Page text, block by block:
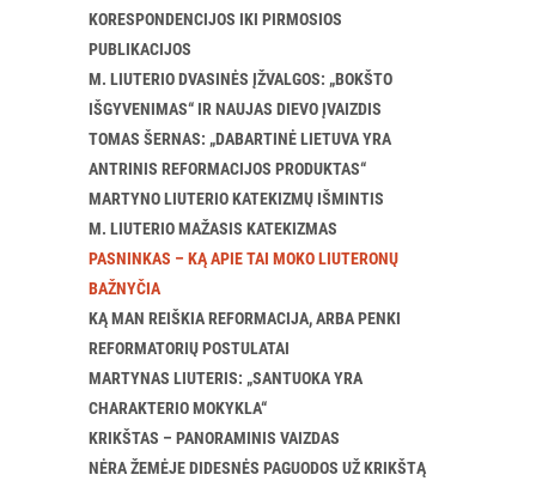
KORESPONDENCIJOS IKI PIRMOSIOS
PUBLIKACIJOS
M. LIUTERIO DVASINĖS ĮŽVALGOS: „BOKŠTO
IŠGYVENIMAS“ IR NAUJAS DIEVO ĮVAIZDIS
TOMAS ŠERNAS: „DABARTINĖ LIETUVA YRA
ANTRINIS REFORMACIJOS PRODUKTAS“
MARTYNO LIUTERIO KATEKIZMŲ IŠMINTIS
M. LIUTERIO MAŽASIS KATEKIZMAS
PASNINKAS – KĄ APIE TAI MOKO LIUTERONŲ
BAŽNYČIA
KĄ MAN REIŠKIA REFORMACIJA, ARBA PENKI
REFORMATORIŲ POSTULATAI
MARTYNAS LIUTERIS: „SANTUOKA YRA
CHARAKTERIO MOKYKLA“
KRIKŠTAS – PANORAMINIS VAIZDAS
NĖRA ŽEMĖJE DIDESNĖS PAGUODOS UŽ KRIKŠTĄ